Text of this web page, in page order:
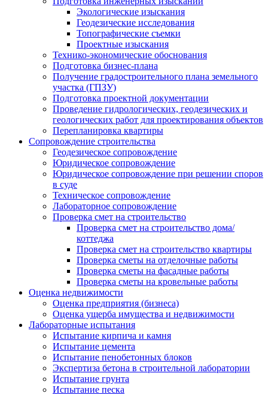
Экологические изыскания
Геодезические исследования
Топографические съемки
Проектные изыскания
Технико-экономические обоснования
Подготовка бизнес-плана
Получение градостроительного плана земельного
участка (ГПЗУ)
Подготовка проектной документации
Проведение гидрологических, геодезических и
геологических работ для проектирования объектов
Перепланировка квартиры
Сопровождение строительства
Геодезическое сопровождение
Юридическое сопровождение
Юридическое сопровождение при решении споров
в суде
Техническое сопровождение
Лабораторное сопровождение
Проверка смет на строительство
Проверка смет на строительство дома/
коттеджа
Проверка смет на строительство квартиры
Проверка сметы на отделочные работы
Проверка сметы на фасадные работы
Проверка сметы на кровельные работы
Оценка недвижимости
Оценка предприятия (бизнеса)
Оценка ущерба имущества и недвижимости
Лабораторные испытания
Испытание кирпича и камня
Испытание цемента
Испытание пенобетонных блоков
Экспертиза бетона в строительной лаборатории
Испытание грунта
Испытание песка